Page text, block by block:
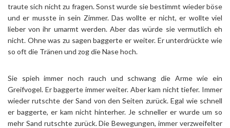
traute sich nicht zu fragen. Sonst wurde sie bestimmt wieder böse
und er musste in sein Zimmer. Das wollte er nicht, er wollte viel
lieber von ihr umarmt werden. Aber das würde sie vermutlich eh
nicht. Ohne was zu sagen baggerte er weiter. Er unterdrückte wie
so oft die Tränen und zog die Nase hoch.
Sie spieh immer noch rauch und schwang die Arme wie ein
Greifvogel. Er baggerte immer weiter. Aber kam nicht tiefer. Immer
wieder rutschte der Sand von den Seiten zurück. Egal wie schnell
er baggerte, er kam nicht hinterher. Je schneller er wurde um so
mehr Sand rutschte zurück. Die Bewegungen, immer verzweifelter